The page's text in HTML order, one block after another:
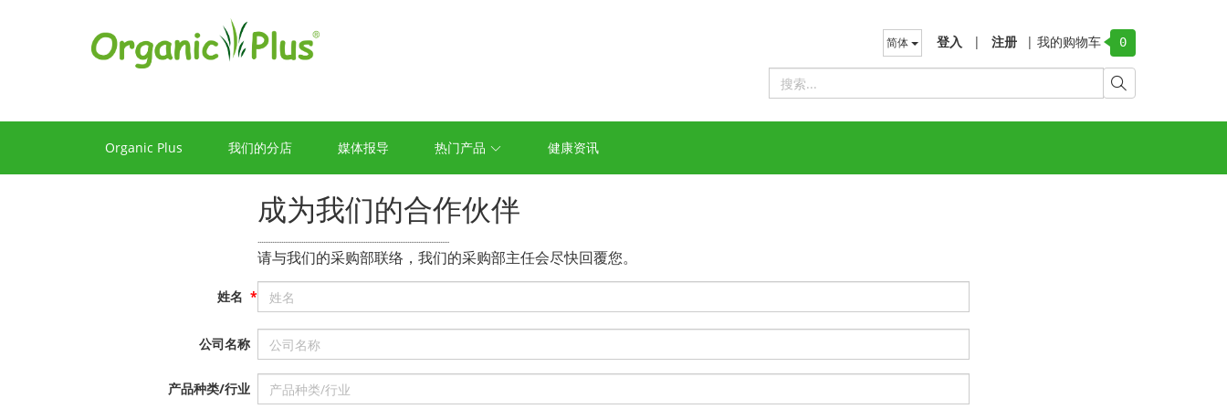
会
| 我的购物车 0
登入 | 注册
简体
Organic Plus 我们的分店 媒体报导 热门产品 健康资讯
成为我们的合作伙伴
.........................................................................................................
请与我们的采购部联络，我们的采购部主任会尽快回覆您。
姓名 *
公司名称
产品种类/行业